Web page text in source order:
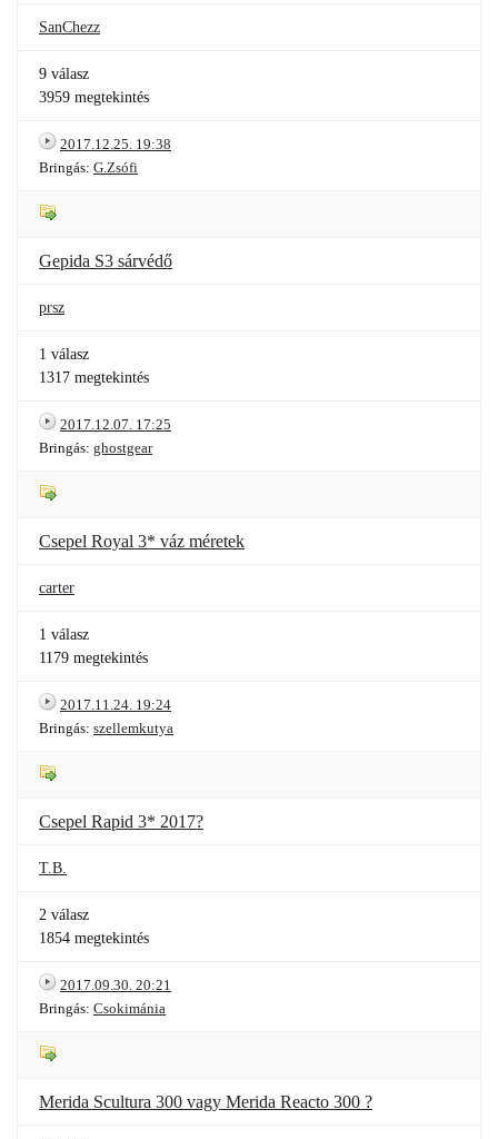
SanChezz
9 válasz
3959 megtekintés
2017.12.25. 19:38
Bringás: G.Zsófi
Gepida S3 sárvédő
prsz
1 válasz
1317 megtekintés
2017.12.07. 17:25
Bringás: ghostgear
Csepel Royal 3* váz méretek
carter
1 válasz
1179 megtekintés
2017.11.24. 19:24
Bringás: szellemkutya
Csepel Rapid 3* 2017?
T.B.
2 válasz
1854 megtekintés
2017.09.30. 20:21
Bringás: Csokimánia
Merida Scultura 300 vagy Merida Reacto 300 ?